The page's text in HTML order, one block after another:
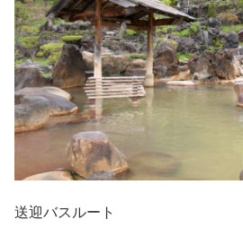
送迎バスルート